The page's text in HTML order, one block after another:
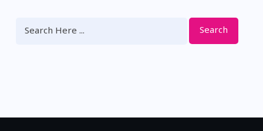
Search